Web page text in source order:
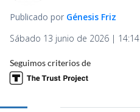
Publicado por Génesis Friz
Sábado 13 junio de 2026 | 14:14
Seguimos criterios de